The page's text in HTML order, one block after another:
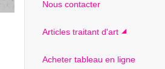
Nous contacter
Articles traitant d'art
Acheter tableau en ligne